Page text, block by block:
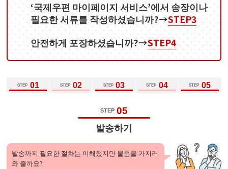
‘국제우편 마이페이지 서비스’에서 송장이나
필요한 서류를 작성하셨습니까?→STEP3
안전하게 포장하셨습니까?→STEP4
STEP 01 STEP 02 STEP 03 STEP 04 STEP 05
STEP 05
발송하기
발송까지 필요한 절차는 이해했지만 물품을 가지러
와 줄까요?